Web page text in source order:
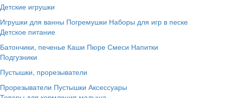
Детские игрушки
Игрушки для ванны Погремушки Наборы для игр в песке
Детское питание
Батончики, печенье Каши Пюре Смеси Напитки
Подгузники
Пустышки, прорезыватели
Прорезыватели Пустышки Аксессуары